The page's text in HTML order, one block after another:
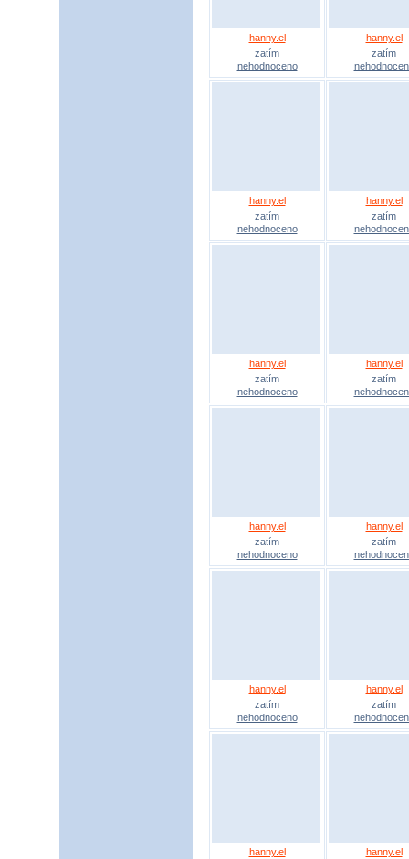
hanny.el
zatím
nehodnoceno
hanny.el
zatím
hanny.el
zatím
nehodnoceno
hanny.el
zatím
hanny.el
zatím
nehodnoceno
hanny.el
zatím
hanny.el
zatím
nehodnoceno
hanny.el
zatím
hanny.el
zatím
nehodnoceno
hanny.el
zatím
hanny.el
hanny.el